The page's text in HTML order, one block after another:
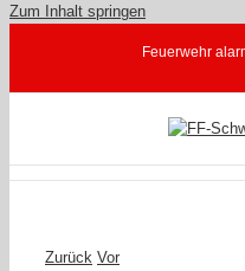
Zum Inhalt springen
Feuerwehr
Zurück Vor